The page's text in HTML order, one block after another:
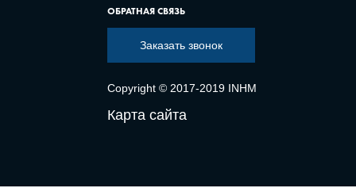
ОБРАТНАЯ СВЯЗЬ
Заказать звонок
Copyright © 2017-2019 INHM
Карта сайта